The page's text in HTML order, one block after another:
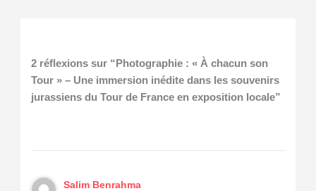
2 réflexions sur “Photographie : « À chacun son
Tour » – Une immersion inédite dans les souvenirs
jurassiens du Tour de France en exposition locale”
Salim Benrahma